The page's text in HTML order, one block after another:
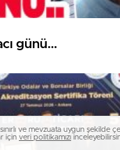
günü…
ve mevzuata uygun şekilde
için veri politikamızı